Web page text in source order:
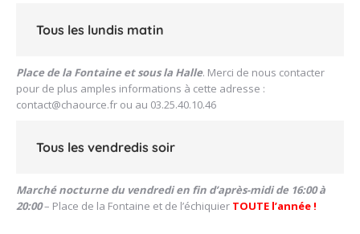
Tous les lundis matin
Place de la Fontaine et sous la Halle. Merci de nous contacter
pour de plus amples informations à cette adresse :
contact@chaource.fr ou au 03.25.40.10.46
Tous les vendredis soir
Marché nocturne du vendredi en fin d’après-midi de 16:00 à
20:00– Place de la Fontaine et de l’échiquier TOUTE l’année !